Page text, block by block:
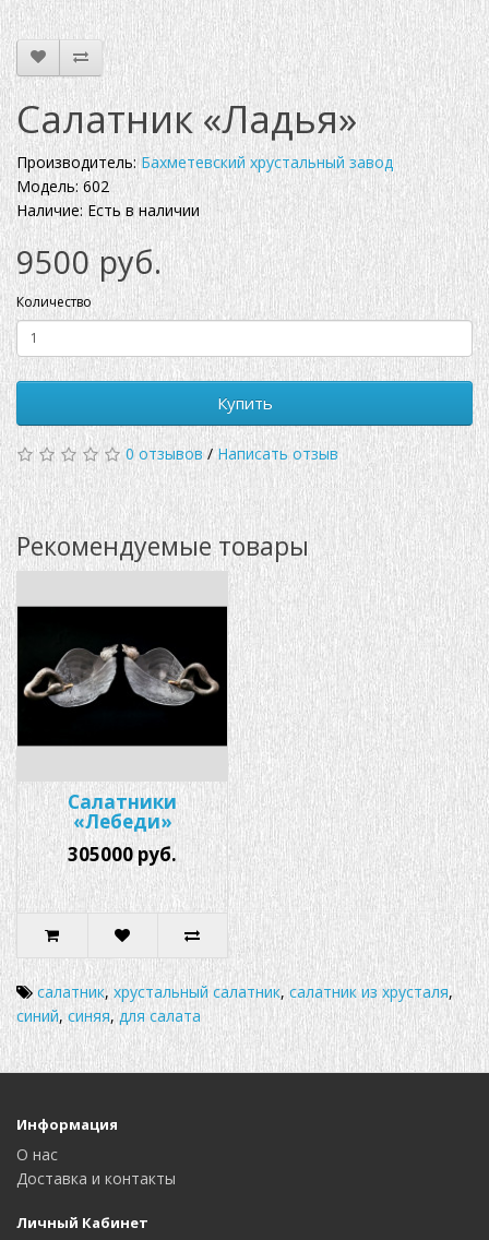
Салатник «Ладья»
Производитель:Бахметевский хрустальный завод
Модель: 602
Наличие: Есть в наличии
9500 руб.
Количество
Купить
0 отзывов/Написать отзыв
Рекомендуемые товары
Салатники
«Лебеди»
305000 руб.
салатник,хрустальный салатник, салатник из хрусталя,
синий, синяя,для салата
Информация
О нас
Доставка и контакты
Личный Кабинет